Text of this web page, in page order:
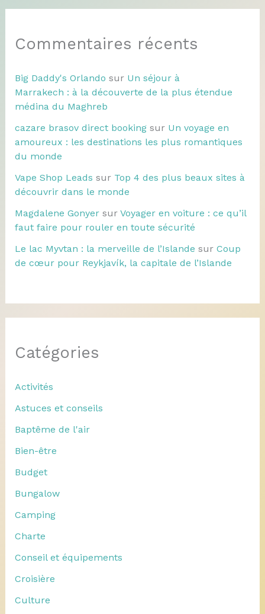
Commentaires récents
Big Daddy's Orlando sur Un séjour à
Marrakech : à la découverte de la plus étendue
médina du Maghreb
cazare brasov direct bookingsur Un voyage en
amoureux : les destinations les plus romantiques
du monde
Vape Shop Leads sur Top 4 des plus beaux sites à
découvrir dans le monde
Magdalene Gonyersur Voyager en voiture : ce qu’il
faut faire pour rouler en toute sécurité
Le lac Myvtan : la merveille de l’Islande sur Coup
de cœur pour Reykjavík, la capitale de l’Islande
Catégories
Activités
Astuces et conseils
Baptême de l'air
Bien-être
Budget
Bungalow
Camping
Charte
Conseil et équipements
Croisière
Culture